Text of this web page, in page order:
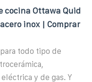
cocina Ottawa Quid
inox | Comprar
todo tipo de
y de gas. Y